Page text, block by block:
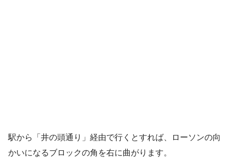
駅から「井の頭通り」経由で行くとすれば、ローソンの向
かいになるブロックの角を右に曲がります。